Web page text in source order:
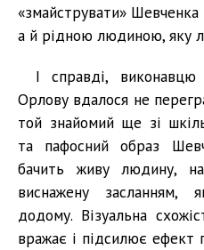
«змайструвати»
а й рідною людиною, яку
І справді, виконавцю
Орлову вдалося не
той знайомий ще зі
та пафосний образ
бачить живу людину,
виснажену засланням,
додому. Візуальна
вражає і підсилює ефект